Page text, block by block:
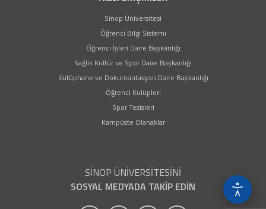
Sinop Üniversitesi
Öğrenci Bilgi Sistemi(yeni sekmede açılır)
Öğrenci İşleri Daire Başkanlığı(yeni sekmede açılır)
Sağlık Kültür ve Spor Daire Başkanlığı
Kütüphane ve Dokumantasyon Daire Başkanlığı(yeni sekmede
Öğrenci Kulüpleri(yeni sekmede açılır)
Spor Tesisleri(yeni sekmede açılır)
Kampüste Olanaklar
SİNOP ÜNİVERSİTESİNİ
SOSYAL MEDYADA TAKİP EDİN